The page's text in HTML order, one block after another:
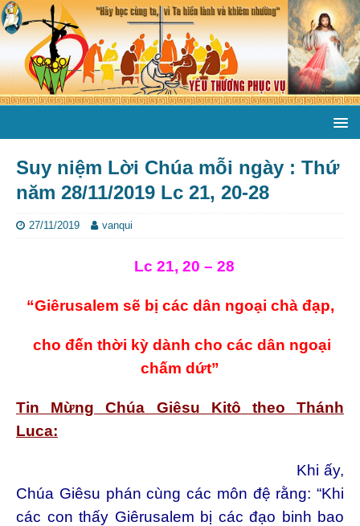
Suy niệm Lời Chúa mỗi ngày : Thứ
năm 28/11/2019 Lc 21, 20-28
27/11/2019 vanqui
Lc 21, 20 – 28
“Giêrusalem sẽ bị các dân ngoại chà đạp,
cho đến thời kỳ dành cho các dân ngoại
chấm dứt”
Tin Mừng Chúa Giêsu Kitô theo Thánh
Luca:
Khi ấy,
Chúa Giêsu phán cùng các môn đệ rằng: “Khi
các con thấy Giêrusalem bị các đạo binh bao